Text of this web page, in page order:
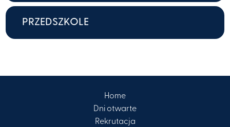
PRZEDSZKOLE
Home
Dni otwarte
Rekrutacja